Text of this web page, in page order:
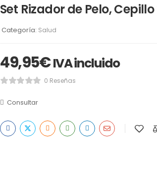
Set Rizador de Pelo,
Categoría: Salud
49,95€ IVA incluido
0 Reseñas
Consultar